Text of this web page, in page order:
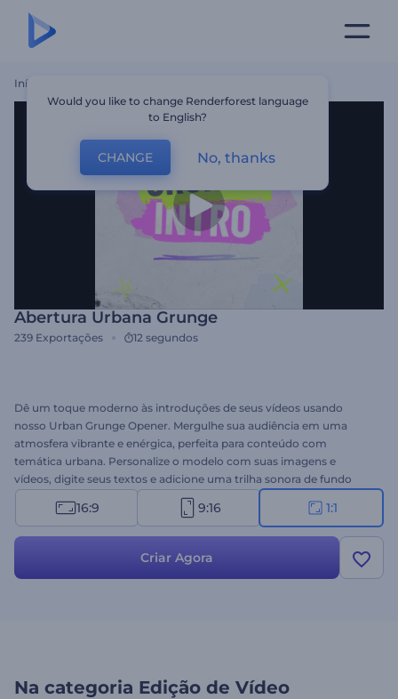
Início
Abertura Urbana Grunge
239 Exportações 12 segundos
Dê um toque moderno às introduções de seus vídeos usando
nosso Urban Grunge Opener. Mergulhe sua audiência em uma
atmosfera vibrante e enérgica, perfeita para conteúdo com
temática urbana. Personalize o modelo com suas imagens e
vídeos, digite seus textos e adicione uma trilha sonora de fundo
como toque final. Ideal para vídeos de estilo de vida urbano, vlogs
modernos, promoções de marca ousadas, aberturas de canais,
potencial da estética dinâmica grunge!
16:9 9:16 1:1
Criar Agora
Na categoria Edição de Vídeo
Would you like to change Renderforest language
to English?
CHANGE No, thanks